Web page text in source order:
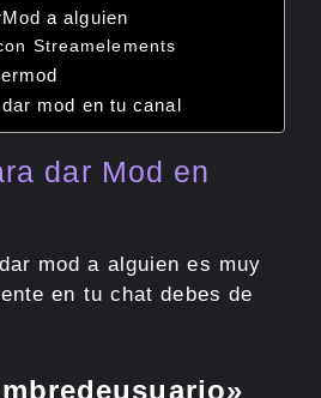
a alguien
Streamelements
mod en tu canal
dar Mod en
mod a alguien es muy
en tu chat debes de